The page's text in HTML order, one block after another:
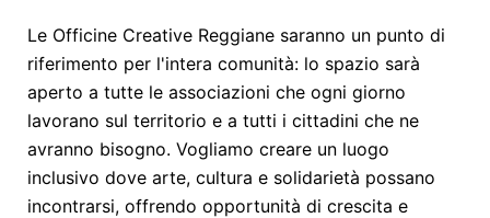
Le Officine Creative Reggiane saranno un punto di
riferimento per l'intera comunità: lo spazio sarà
aperto a tutte le associazioni che ogni giorno
lavorano sul territorio e a tutti i cittadini che ne
avranno bisogno. Vogliamo creare un luogo
inclusivo dove arte, cultura e solidarietà possano
incontrarsi, offrendo opportunità di crescita e